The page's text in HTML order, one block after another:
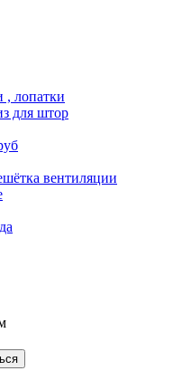
, лопатки
для штор
вентиляции